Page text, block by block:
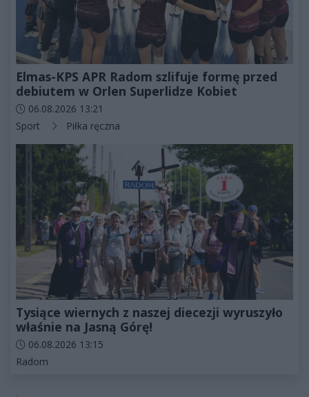
Elmas-KPS APR Radom szlifuje formę przed
debiutem w Orlen Superlidze Kobiet
Data dodania artykułu:
06.08.2026 13:21
Kategorie artykułu:
Sport Piłka ręczna
Tysiące wiernych z naszej diecezji wyruszyło
właśnie na Jasną Górę!
Data dodania artykułu:
06.08.2026 13:15
Kategorie artykułu:
Radom